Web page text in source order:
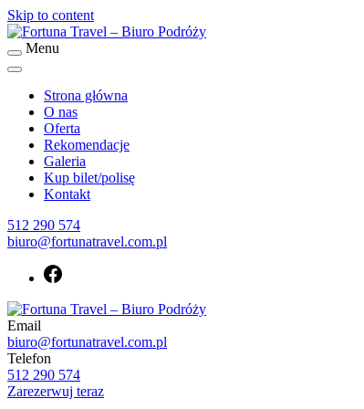
Skip to content
Menu
Strona główna
O nas
Oferta
Rekomendacje
Galeria
Kup bilet/polisę
Kontakt
512 290 574
biuro@fortunatravel.com.pl
Fortuna Travel – Biuro Podróży
Biuro podróży Fortuna Travel
Email
biuro@fortunatravel.com.pl
Telefon
512 290 574
Zarezerwuj teraz